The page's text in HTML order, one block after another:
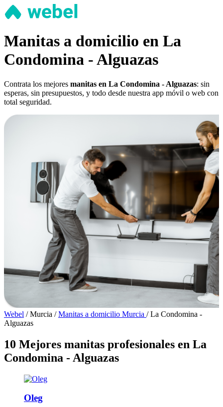
Manitas a domicilio en La
Condomina - Alguazas
Contrata los mejores manitas en La Condomina - Alguazas: sin
esperas, sin presupuestos, y todo desde nuestra app móvil o web con
total seguridad.
Webel / Murcia / Manitas a domicilio Murcia / La Condomina -
Alguazas
10 Mejores manitas profesionales en La
Condomina - Alguazas
Oleg